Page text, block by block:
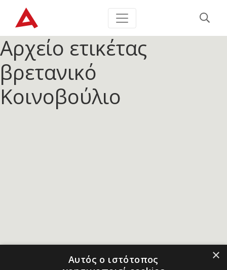
Αρχείο ετικέτας
βρετανικό
Κοινοβούλιο
×
Αυτός ο ιστότοπος